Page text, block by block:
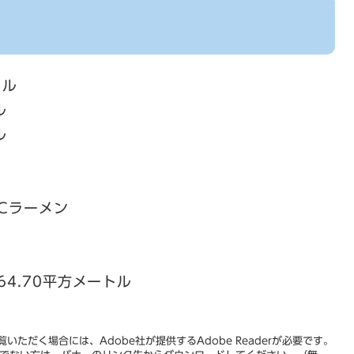
ラーメン
平方メートル
いただく場合には、Adobe社が提供するAdobe Readerが必要です。